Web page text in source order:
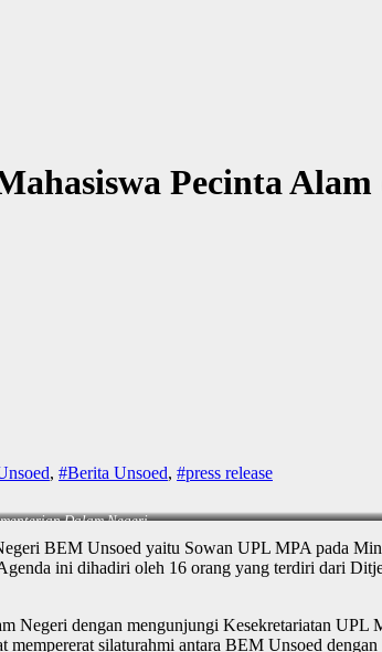
Pecinta
, #Berita Unsoed, #press release
Dalam Negeri
BEM Unsoed yaitu Sowan UPL MPA pada
ini dihadiri oleh 16 orang yang terdiri dari
Negeri dengan mengunjungi Kesekretariatan UPL
silaturahmi antara BEM Unsoed